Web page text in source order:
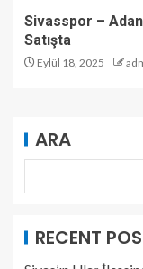
Sivasspor –
Satışta
Eylül 18, 2025
ARA
RECENT